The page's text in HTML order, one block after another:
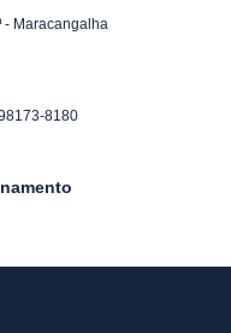
- Maracangalha
8180